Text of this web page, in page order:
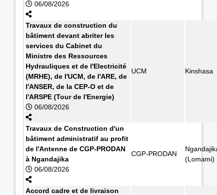
06/08/2026
Travaux de construction du
bâtiment devant abriter les
services du Cabinet du
Ministre des Ressources
Hydrauliques et de l'Electricité
(MRHE), de l'UCM, de l'ARE, de
l'ANSER, de la CEP-O et de
l'ARSPE (Tour de l'Energie)
06/08/2026
UCM Kinshasa
Travaux de Construction d'un
bâtiment administratif au profit
de l'Antenne de CGP-PRODAN
à Ngandajika
06/08/2026
CGP-PRODAN
(Lomami)
Accord cadre et de livraison